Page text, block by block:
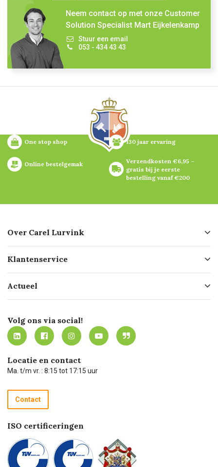
Neem contact op met onze Customer
Solution Specialist Mart Eijkelenkamp
Stuur een email
053 - 434 43 43
One stop shop 130 jaar ervaring
Online bestelgemak
Verzendkosten €6,95 –
gratis bij je eerste
bestelling vanaf €200
Over Carel Lurvink
Geschiedenis
Missie
Werken bij Carel Lurvink
MVO
Klantenservice
Bezorgen
Mijn Carel Lurvink
Mijn Carel Lurvink instructievideo's
Carel Lurvink App
Hulp op afstand
Technische dienst
Recycle programma
Betalen
Actueel
Innovation LAB
Tevreden klanten
Carel Lurvink Blog
Carel de podcast
Volg ons via social!
Locatie en contact
Ma. t/m vr. : 8:15 tot 17:15 uur
Contact
ISO certificeringen